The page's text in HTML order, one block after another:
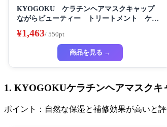
KYOGOKU ケラチンヘアマスクキャップ
ながらビューティー トリートメント ケラ
チン 保湿
¥1,463/ 550pt
商品を見る →
1. KYOGOKUケラチンヘアマスクキ
ポイント：自然な保湿と補修効果が高いと